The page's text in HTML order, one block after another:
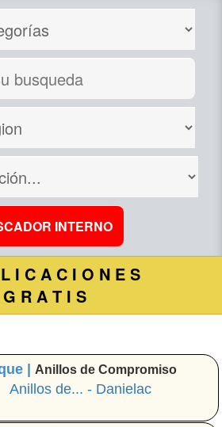
I C A C I O N E S
G R A T I S
| Anillos de Compromiso
Anillos de... - Danielac